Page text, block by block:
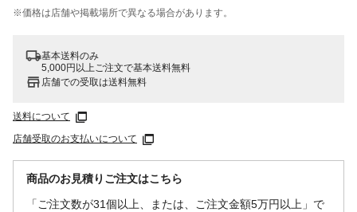
※価格は​店舗や​掲載場所で​異なる​場合が​あります。
基本送料のみ
5,000円以上ご注文で基本送料無料
店舗での受取は送料無料
送料について
店舗受取のお支払いについて
商品のお見積りご注文はこちら
「ご注文数が31個以上、または、ご注文金額5万円以上」で